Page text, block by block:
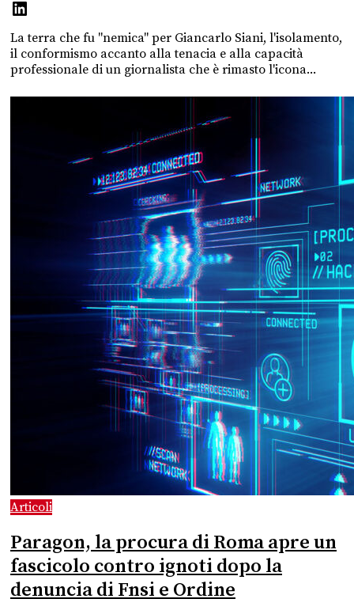
La terra che fu "nemica" per Giancarlo Siani, l'isolamento,
il conformismo accanto alla tenacia e alla capacità
professionale di un giornalista che è rimasto l'icona...
Articoli
Paragon, la procura di Roma apre un
fascicolo contro ignoti dopo la
denuncia di Fnsi e Ordine